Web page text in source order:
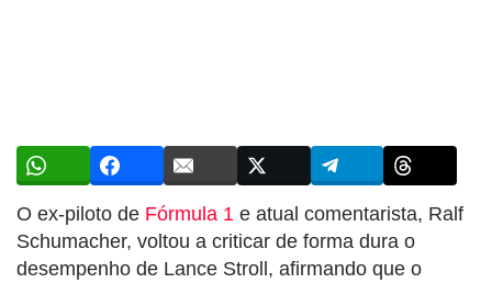
O ex-piloto de Fórmula 1 e atual comentarista, Ralf
Schumacher, voltou a criticar de forma dura o
desempenho de Lance Stroll, afirmando que o